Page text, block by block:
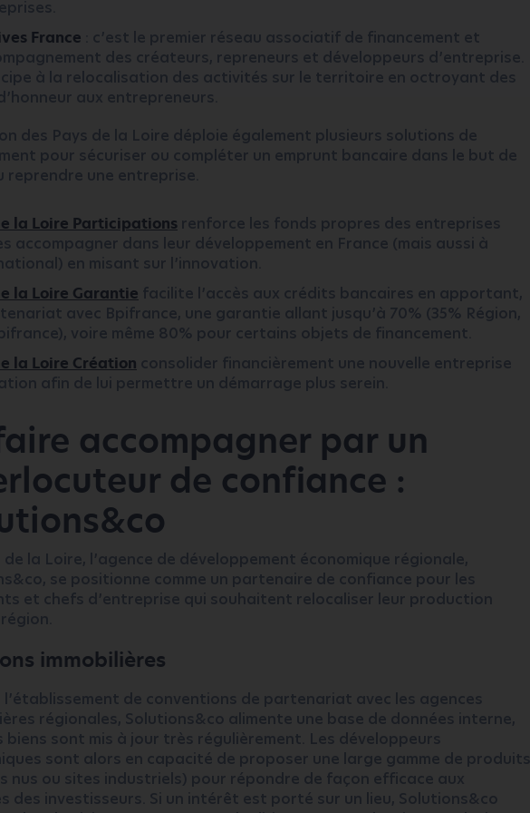
France : c’est le premier réseau associatif de financement et
des créateurs, repreneurs et développeurs d’entreprise.
à la relocalisation des activités sur le territoire en octroyant des
aux entrepreneurs.
des Pays de la Loire déploie également plusieurs solutions de
pour sécuriser ou compléter un emprunt bancaire dans le but de
reprendre une entreprise.
la Loire Participations renforce les fonds propres des entreprises
accompagner dans leur développement en France (mais aussi à
en misant sur l’innovation.
la Loire Garantie facilite l’accès aux crédits bancaires en apportant,
avec Bpifrance, une garantie allant jusqu’à 70% (35% Région,
voire même 80% pour certains objets de financement.
la Loire Création consolider financièrement une nouvelle entreprise
afin de lui permettre un démarrage plus serein.
accompagner par un
de confiance :
de la Loire, l’agence de développement économique régionale,
se positionne comme un partenaire de confiance pour les
et chefs d’entreprise qui souhaitent relocaliser leur production
immobilières
l’établissement de conventions de partenariat avec les agences
régionales, Solutions&co alimente une base de données interne,
biens sont mis à jour très régulièrement. Les développeurs
sont alors en capacité de proposer une large gamme de produits
nus ou sites industriels) pour répondre de façon efficace aux
des investisseurs. Si un intérêt est porté sur un lieu, Solutions&co